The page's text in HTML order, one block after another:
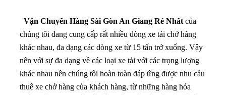
Vận Chuyển Hàng Sài Gòn An Giang Rẻ Nhất của
chúng tôi đang cung cấp rất nhiều dòng xe tải chở hàng
khác nhau, đa dạng các dòng xe từ 15 tấn trở xuống. Vậy
nên với sự đa dạng về các loại xe tải với các trọng lượng
khác nhau nên chúng tôi hoàn toàn đáp ứng được nhu cầu
thuê xe chở hàng của khách hàng, từ những hàng hóa